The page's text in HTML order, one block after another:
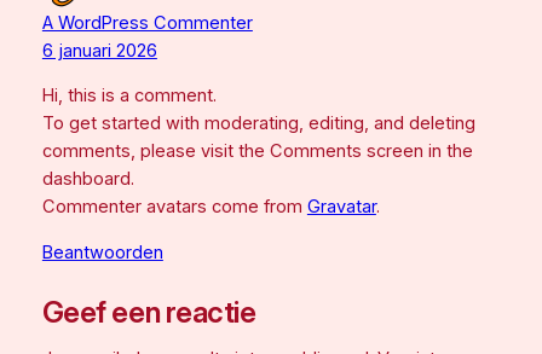
A WordPress Commenter
6 januari 2026
Hi, this is a comment.
To get started with moderating, editing, and deleting
comments, please visit the Comments screen in the
dashboard.
Commenter avatars come from Gravatar.
Beantwoorden
Geef een reactie